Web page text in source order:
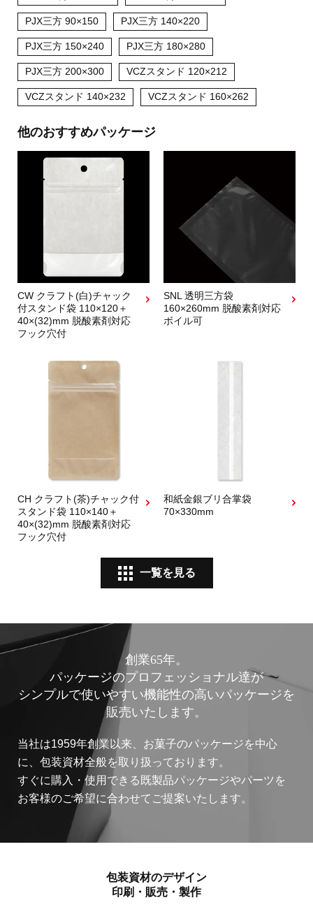
PJX三方 90×150 PJX三方 140×220
PJX三方 150×240 PJX三方 180×280
PJX三方 200×300 VCZスタンド 120×212
VCZスタンド 140×232 VCZスタンド 160×262
他のおすすめパッケージ
CW クラフト(白)チャック
付スタンド袋 110×120＋
40×(32)mm 脱酸素剤対応
フック穴付
SNL 透明三方袋
160×260mm 脱酸素剤対応
ボイル可
CH クラフト(茶)チャック付
スタンド袋 110×140＋
40×(32)mm 脱酸素剤対応
フック穴付
和紙金銀ブリ合掌袋
70×330mm
一覧を見る
創業65年。
パッケージのプロフェッショナル達が
シンプルで使いやすい機能性の高いパッケージを
販売いたします。
当社は1959年創業以来、お菓子のパッケージを中心
に、包装資材全般を取り扱っております。
すぐに購入・使用できる既製品パッケージやパーツを
お客様のご希望に合わせてご提案いたします。
包装資材のデザイン
印刷・販売・製作